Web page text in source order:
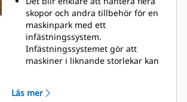
situationer, enklare penetrering i
högar och snabbare cykeltider
med Cat®Advansys™
Installera och ta bort tänder
snabbare än tidigare med
Advansys hammarlösa GET-system
adaptrar med endast handverktyg
skopor och andra tillbehör för en
maskinpark med ett
infästningssystem.
Infästningssystemet gör att
maskiner i liknande storlekar kan
att föraren behöver lämna hyttens
Läs mer